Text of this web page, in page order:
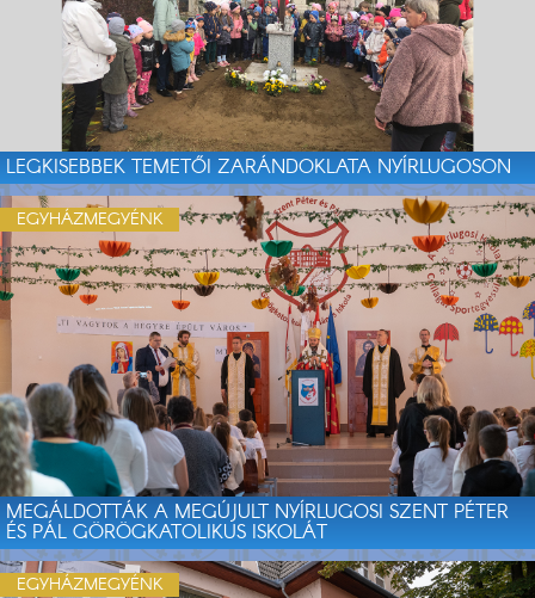
LEGKISEBBEK TEMETŐI ZARÁNDOKLATA NYÍRLUGOSON
MEGÁLDOTTÁK A MEGÚJULT NYÍRLUGOSI SZENT PÉTER
ÉS PÁL GÖRÖGKATOLIKUS ISKOLÁT
EGYHÁZMEGYÉNK
EGYHÁZMEGYÉNK